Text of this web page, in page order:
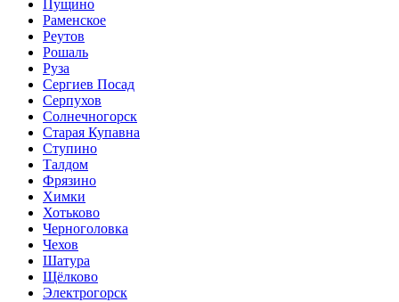
Пущино
Раменское
Реутов
Рошаль
Руза
Сергиев Посад
Серпухов
Солнечногорск
Старая Купавна
Ступино
Талдом
Фрязино
Химки
Хотьково
Черноголовка
Чехов
Шатура
Щёлково
Электрогорск